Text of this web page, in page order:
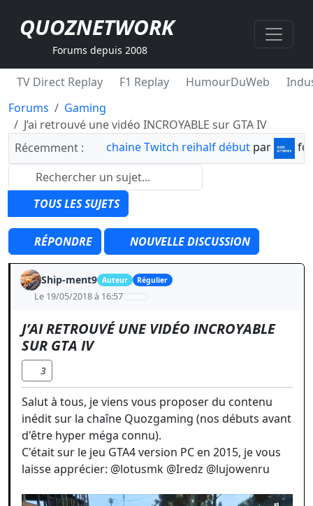
QUOZNETWORK
Forums depuis 2008
TV Direct Replay F1 Replay HumourDuWeb
Forums
Gaming
J’ai retrouvé une vidéo INCROYABLE sur GTA IV
Récemment :
chaine Twitch reihalf début par
TOUS LES SUJETS
RÉPONDRE NOUVELLE DISCUSSION
Ship-ment9 Auteur Régulier
Le 19/05/2018 à 16:57
J’AI RETROUVÉ UNE VIDÉO INCROYABLE
SUR GTA IV
3
Salut à tous, je viens vous proposer du contenu
inédit sur la chaîne Quozgaming (nos débuts avant
d'être hyper méga connu).
C'était sur le jeu GTA4 version PC en 2015, je vous
laisse apprécier: @lotusmk @Iredz @lujowenru